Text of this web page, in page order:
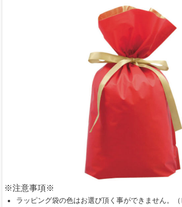
※注意事項※
ラッピング袋の色はお選び頂く事ができません。（